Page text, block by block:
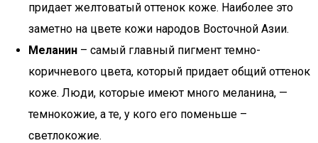
придает желтоватый оттенок коже. Наиболее это
заметно на цвете кожи народов Восточной Азии.
Меланин – самый главный пигмент темно-
коричневого цвета, который придает общий оттенок
коже. Люди, которые имеют много меланина, —
темнокожие, а те, у кого его поменьше –
светлокожие.